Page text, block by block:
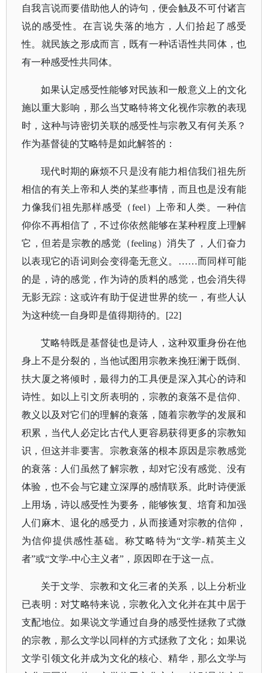
自我言说而要借助他人的诗句，便会触及不可付诸言
说的感受性。在言说失落的地方，人们拾起了感受
性。就民族之形成而言，既有一种话语性共同体，也
有一种感受性共同体。
如果认定感受性能够对民族和一般意义上的文化
施以重大影响，那么当艾略特将文化视作宗教的表现
时，这种与诗密切关联的感受性与宗教又有何关系？
作为基督徒的艾略特是如此解答的：
现代时期的麻烦不只是没有能力相信我们祖先所
相信的有关上帝和人类的某些事情，而且也是没有能
力像我们祖先那样感受（feel）上帝和人类。一种信
仰你不再相信了，不过你依然能够在某种程度上理解
它，但若是宗教的感觉（feeling）消失了，人们奋力
以表现它的语词则会变得毫无意义。……而同样可能
的是，诗的感觉，作为诗的质料的感觉，也会消失得
无影无踪：这或许有助于促进世界的统一，有些人认
为这种统一自身即是值得期待的。[22]
艾略特既是基督徒也是诗人，这种双重身份在他
身上不是分裂的，当他试图用宗教来挽狂澜于既倒、
扶大厦之将倾时，最得力的工具便是深入其心的诗和
诗性。如以上引文所表明的，宗教的衰落不是信仰、
教义以及对它们的理解的衰落，随着宗教学的发展和
积累，当代人必定比古代人更容易获得更多的宗教知
识，但这并非要害。宗教衰落的根本原因是宗教感觉
的衰落：人们虽然了解宗教，却对它没有感觉、没有
体验，也不会与它建立深厚的感情联系。此时诗便派
上用场，诗以感受性为要务，能够恢复、培育和加强
人们麻木、退化的感受力，从而接通对宗教的信仰，
为信仰提供感性基础。称艾略特为“文学-精英主义
者”或“文学-中心主义者”，原因即在于这一点。
关于文学、宗教和文化三者的关系，以上分析业
已表明：对艾略特来说，宗教化入文化并在其中居于
支配地位。如果说文学通过自身的感受性拯救了式微
的宗教，那么文学以同样的方式拯救了文化；如果说
文学引领文化并成为文化的核心、精华，那么文学与